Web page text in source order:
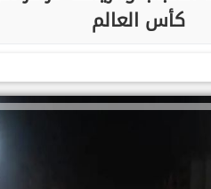
كأس العالم